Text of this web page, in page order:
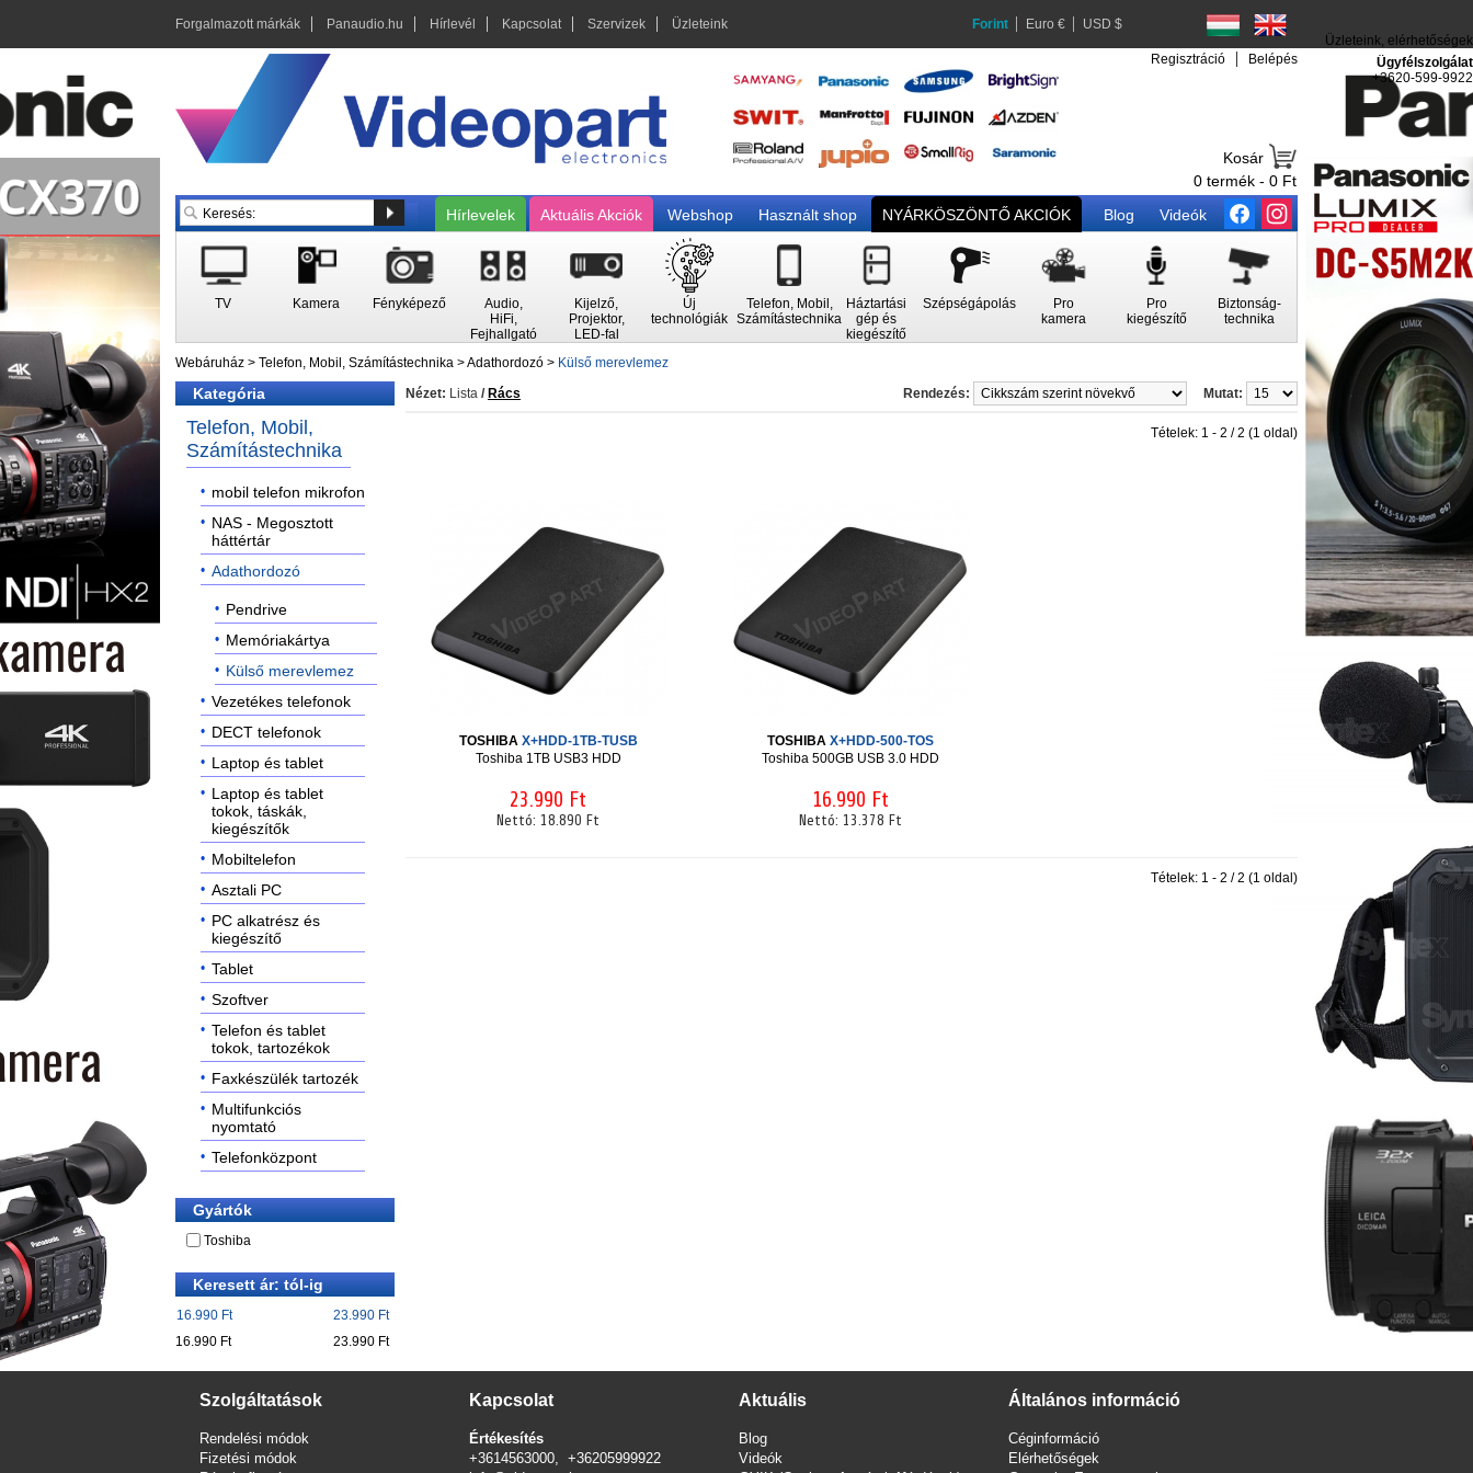
Forgalmazott márkák Panaudio.hu Hírlevél Kapcsolat Szervizek Üzleteink Forint Euro € USD $
Regisztráció Belépés
Kosár
0 termék - 0 Ft
Hírlevelek
Aktuális Akciók Webshop Használt shop NYÁRKÖSZÖNTŐ AKCIÓK Blog Videók
TV Kamera Fényképező
Audio,
HiFi,
Fejhallgató
Kijelző,
Projektor,
LED-fal
Új
technológiák
Telefon, Mobil,
Számítástechnika
Háztartási
gép és
kiegészítő
Szépségápolás
Pro
kamera
Pro
kiegészítő
Biztonság-
technika
Üzleteink, elérhetőségek
Ügyfélszolgálat
+3620-599-9922
Webáruház > Telefon, Mobil, Számítástechnika >Adathordozó > Külső merevlemez
Kategória
Telefon, Mobil,
Számítástechnika
mobil telefon mikrofon
NAS - Megosztott
háttértár
Adathordozó
Pendrive
Memóriakártya
Külső merevlemez
Vezetékes telefonok
DECT telefonok
Laptop és tablet
Laptop és tablet
tokok, táskák,
kiegészítők
Mobiltelefon
Asztali PC
PC alkatrész és
kiegészítő
Tablet
Szoftver
Telefon és tablet
tokok, tartozékok
Faxkészülék tartozék
Multifunkciós
nyomtató
Telefonközpont
Gyártók
Toshiba
Keresett ár: tól-ig
16.990 Ft
23.990 Ft
16.990 Ft
23.990 Ft
Nézet: Lista / Rács Mutat:
Rendezés:
Tételek: 1 - 2 / 2 (1 oldal)
TOSHIBA X+HDD-1TB-TUSB
Toshiba 1TB USB3 HDD
23.990 Ft
Nettó: 18.890 Ft
TOSHIBA X+HDD-500-TOS
Toshiba 500GB USB 3.0 HDD
16.990 Ft
Nettó: 13.378 Ft
Tételek: 1 - 2 / 2 (1 oldal)
Szolgáltatások
Rendelési módok
Fizetési módok
Kapcsolat
Értékesítés
+3614563000, +36205999922
Aktuális
Blog
Videók
Általános információ
Céginformáció
Elérhetőségek